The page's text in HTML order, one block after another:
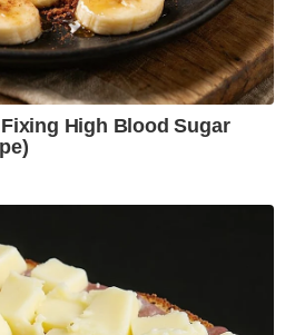
High Blood Sugar